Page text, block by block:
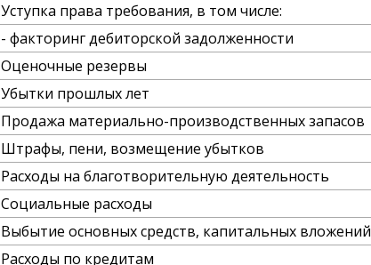
Уступка права требования, в том числе:
- факторинг дебиторской задолженности
Оценочные резервы
Убытки прошлых лет
Продажа материально-производственных запасов
Штрафы, пени, возмещение убытков
Расходы на благотворительную деятельность
Социальные расходы
Выбытие основных средств, капитальных вложений
Расходы по кредитам